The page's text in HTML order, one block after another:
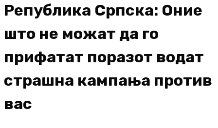
Република Српска: Оние
што не можат да го
прифатат поразот водат
страшна кампања против
вас